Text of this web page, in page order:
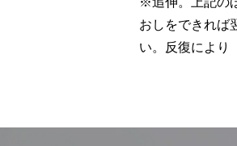
おしをできれば
い。反復により